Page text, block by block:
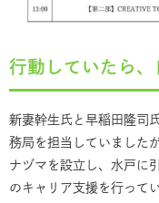
行動していたら
新妻幹生氏と早稲田隆司
務局を担当していました
ナヅマを設立し、水戸に
のキャリア支援を行って